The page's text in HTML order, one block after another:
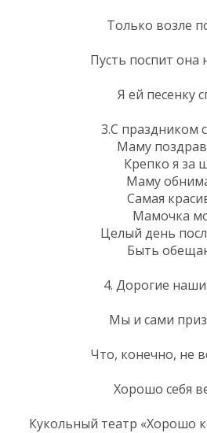
Только возле
Пусть поспит она
Я ей песенку
3.С праздником
Маму
Крепко я за
Маму
Самая
Мамочка
Целый день
Быть
4. Дорогие
Мы и сами
Что, конечно, не
Хорошо себя
Кукольный театр «Хорошо